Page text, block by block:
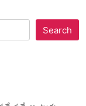
Search